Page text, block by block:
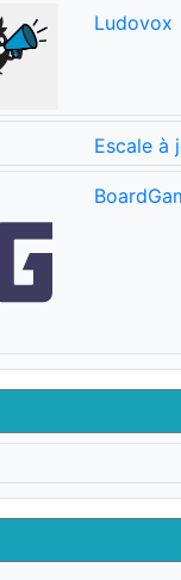
Ludovox
Escale à